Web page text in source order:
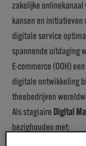
zakelijke onlinekanaal
kansen en initiatieven
digitale service
spannende uitdaging
E-commerce (OOH)
digitale ontwikkeling
theebedrijven
Als stagiaire Digital
bezighouden met: